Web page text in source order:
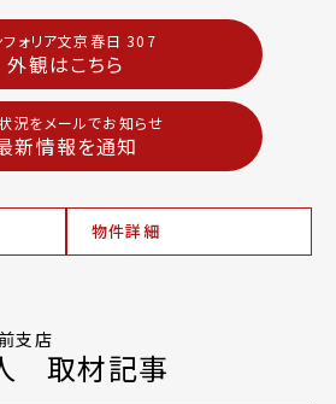
フォリア文京春日 307
外観はこちら
況をメールでお知らせ
新情報を通知
物件詳細
支店
取材記事